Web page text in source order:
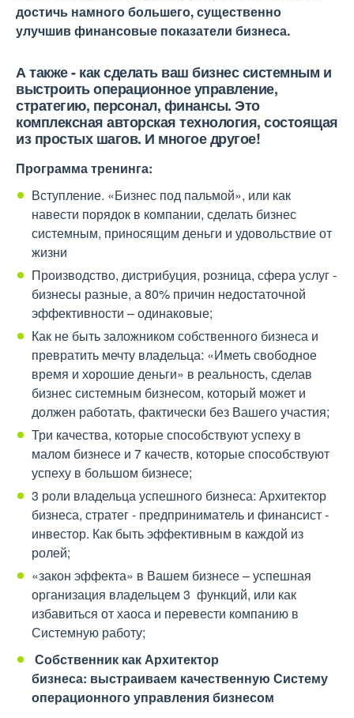
достичь намного большего, существенно
улучшив финансовые показатели бизнеса.
А также - как сделать ваш бизнес системным и
выстроить операционное управление,
стратегию, персонал, финансы. Это
комплексная авторская технология, состоящая
из простых шагов. И многое другое!
Программа тренинга:
Вступление. «Бизнес под пальмой», или как
навести порядок в компании, сделать бизнес
системным, приносящим деньги и удовольствие от
жизни
Производство, дистрибуция, розница, сфера услуг -
бизнесы разные, а 80% причин недостаточной
эффективности – одинаковые;
Как не быть заложником собственного бизнеса и
превратить мечту владельца: «Иметь свободное
время и хорошие деньги» в реальность, сделав
бизнес системным бизнесом, который может и
должен работать, фактически без Вашего участия;
Три качества, которые способствуют успеху в
малом бизнесе и 7 качеств, которые способствуют
успеху в большом бизнесе;
3 роли владельца успешного бизнеса: Архитектор
бизнеса, стратег - предприниматель и финансист -
инвестор. Как быть эффективным в каждой из
ролей;
«закон эффекта» в Вашем бизнесе – успешная
организация владельцем 3 функций, или как
избавиться от хаоса и перевести компанию в
Системную работу;
Собственник как Архитектор
бизнеса: выстраиваем качественную Систему
операционного управления бизнесом